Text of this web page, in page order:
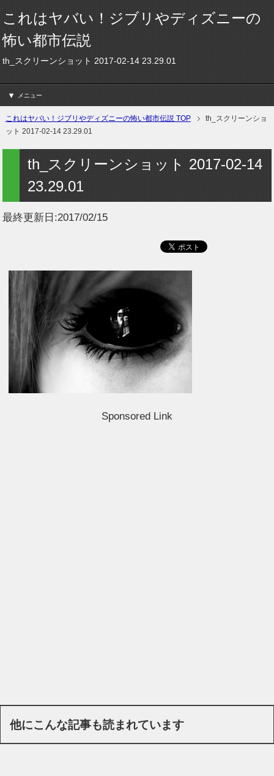
これはヤバい！ジブリやディズニーの
怖い都市伝説
th_スクリーンショット 2017-02-14 23.29.01
メニュー
これはヤバい！ジブリやディズニーの怖い都市伝説 TOP
th_スクリーンショ
ット 2017-02-14 23.29.01
th_スクリーンショット 2017-02-14
23.29.01
最終更新日:2017/02/15
Sponsored Link
他にこんな記事も読まれています